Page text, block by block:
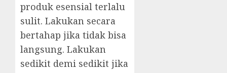
produk esensial terlalu
sulit. Lakukan secara
bertahap jika tidak bisa
langsung. Lakukan
sedikit demi sedikit jika